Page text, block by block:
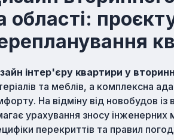
області:
інтер'єру квартири у
та меблів, а комплексна
На відміну від новобудов
урахування зносу
перекриттів та правил